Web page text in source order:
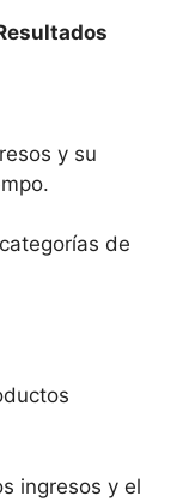
y su
de
ingresos y el